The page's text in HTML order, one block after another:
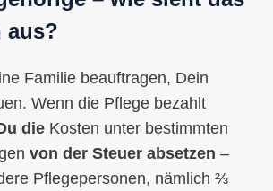
aus?
Familie beauftragen, Dein
Wenn die Pflege bezahlt
die Kosten unter bestimmten
von der Steuer absetzen –
Pflegepersonen, nämlich ⅔